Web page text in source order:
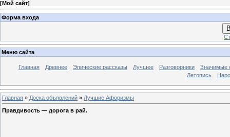
[Мой сайт]
Форма входа
Меню сайта
Главная Древнее Эпические рассказы Лучшее Разговорники
Значимые
Летопись
Главная » Доска объявлений » Лучшие Афоризмы
Правдивость — дорога в рай.